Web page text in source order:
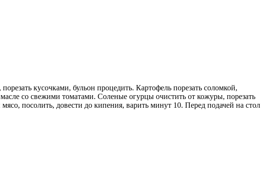
кусочками, бульон процедить. Картофель порезать соломкой,
со свежими томатами. Соленые огурцы очистить от кожуры, порезать
посолить, довести до кипения, варить минут 10. Перед подачей на стол